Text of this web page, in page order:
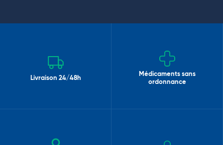
Livraison 24/48h
Médicaments sans
ordonnance